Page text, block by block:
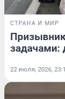
СТРАНА И МИР
задачами:
22 июля, 2026,